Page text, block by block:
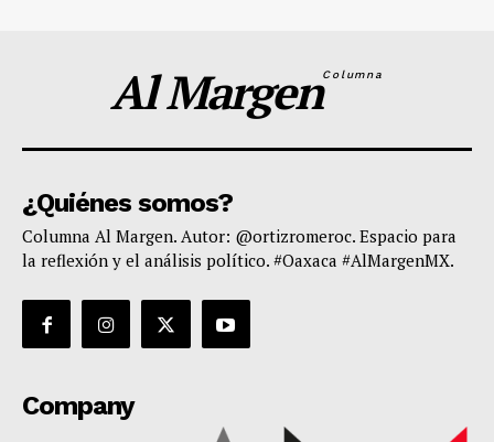
Al MargenColumna
¿Quiénes somos?
Columna Al Margen. Autor: @ortizromeroc. Espacio para
la reflexión y el análisis político. #Oaxaca #AlMargenMX.
Company